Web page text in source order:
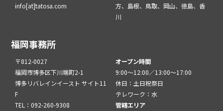
info[at]tatosa.com
方、島根、鳥取、岡山、徳島、香
川
福岡事務所
〒812-0027
福岡市博多区下川端町2-1
博多リバレインイースト サイト11
F
TEL：092-260-9308
オープン時間
9:00～12:00／13:00～17:00
休日：土日祝祭日
テレワーク：水
管轄エリア